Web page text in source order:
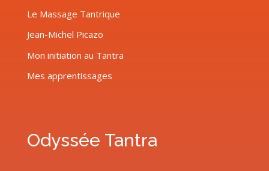
Le Massage Tantrique
Jean-Michel Picazo
Mon initiation au Tantra
Mes apprentissages
Odyssée Tantra